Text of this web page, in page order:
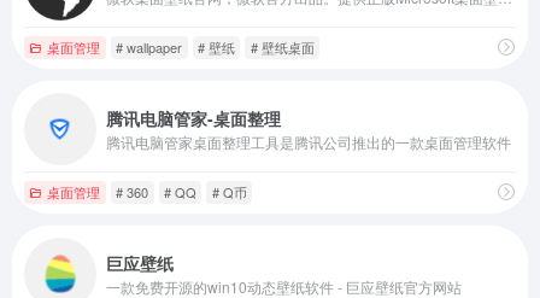
桌面管理 # wallpaper # 壁纸 # 壁纸桌面
腾讯电脑管家-桌面整理
腾讯电脑管家桌面整理工具是腾讯公司推出的一款桌面管理软件
桌面管理 # 360 # QQ # Q币
巨应壁纸
一款免费开源的win10动态壁纸软件 - 巨应壁纸官方网站